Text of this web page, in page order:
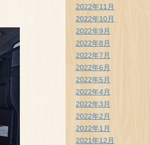
2022年11月
2022年10月
2022年9月
2022年8月
2022年7月
2022年6月
2022年5月
2022年4月
2022年3月
2022年2月
2022年1月
2021年12月